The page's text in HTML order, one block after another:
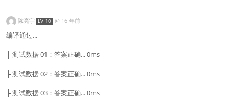
陈亮宇 LV 10 @ 16 年前
编译通过...
├ 测试数据 01：答案正确... 0ms
├ 测试数据 02：答案正确... 0ms
├ 测试数据 03：答案正确... 0ms